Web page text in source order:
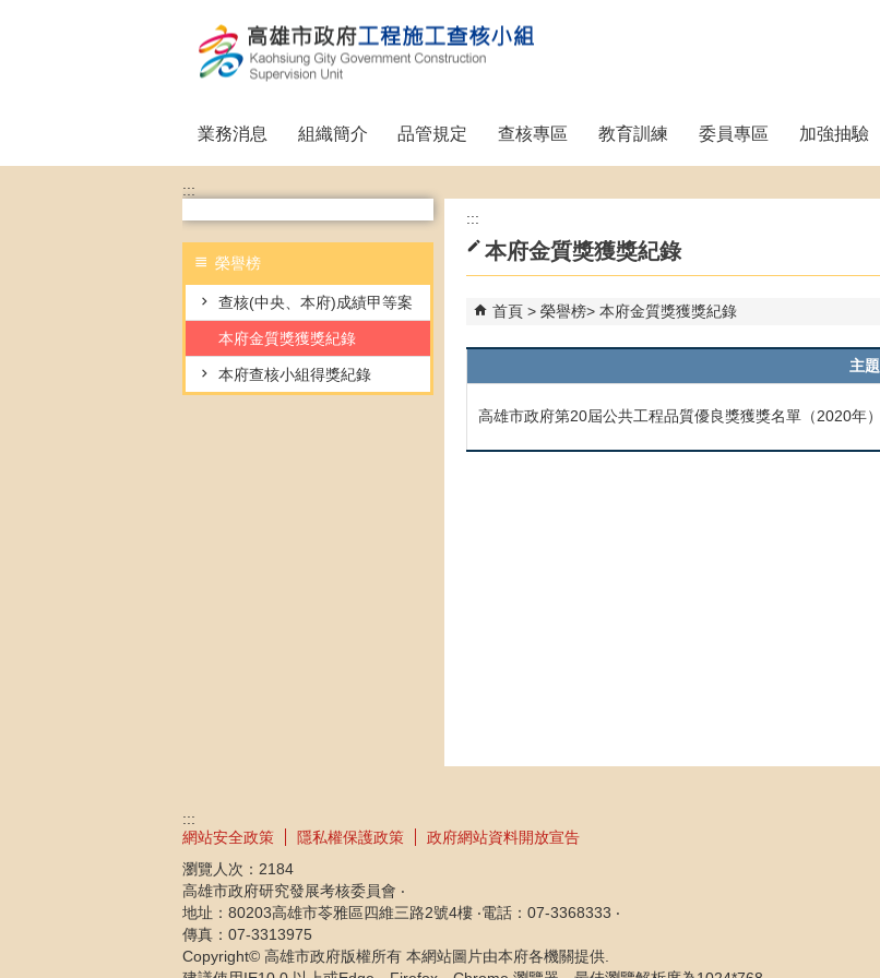
業務消息 組織簡介 品管規定 查核專區 教育訓練 委員專區 加強抽驗
:::
榮譽榜
查核(中央、本府)成績甲等案
本府金質獎獲獎紀錄
本府查核小組得獎紀錄
:::
本府金質獎獲獎紀錄
首頁 榮譽榜 本府金質獎獲獎紀錄
主題
高雄市政府第20屆公共工程品質優良獎獲獎名單（2020年）
:::
網站安全政策
隱私權保護政策
政府網站資料開放宣告
瀏覽人次： 2184
高雄市政府研究發展考核委員會 ‧
地址：80203高雄市苓雅區四維三路2號4樓 ‧電話：07-3368333 ‧
傳真：07-3313975
Copyright© 高雄市政府版權所有 本網站圖片由本府各機關提供.